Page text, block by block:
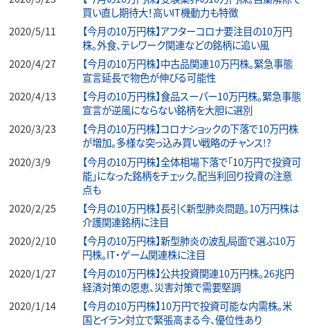
買い直し期待大！高いIT機動力も特徴
2020/5/11
【今月の10万円株】アフターコロナ要注目の10万円
株。外食、テレワーク関連などの銘柄に追い風
2020/4/27
【今月の10万円株】中古品関連10万円株。緊急事態
宣言延長で物色が伸びる可能性
2020/4/13
【今月の10万円株】食品スーパー10万円株。緊急事態
宣言が逆風にならない銘柄を大胆に選別
2020/3/23
【今月の10万円株】コロナショックの下落で10万円株
が増加。多様な突っ込み買い戦略のチャンス!?
2020/3/9
【今月の10万円株】全体相場下落で「10万円で投資可
能」になった銘柄をチェック。配当利回り投資の注意
点も
2020/2/25
【今月の10万円株】長引く新型肺炎問題。10万円株は
介護関連銘柄に注目
2020/2/10
【今月の10万円株】新型肺炎の波乱局面で選ぶ10万
円株。IT・ゲーム関連株に注目
2020/1/27
【今月の10万円株】公共投資関連10万円株。26兆円
経済対策の恩恵、災害対策で需要堅調
2020/1/14
【今月の10万円株】10万円で投資可能な内需株。米
国とイラン対立で緊張高まる今、優位性あり